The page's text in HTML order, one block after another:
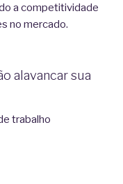
a competitividade
no mercado.
alavancar sua
trabalho